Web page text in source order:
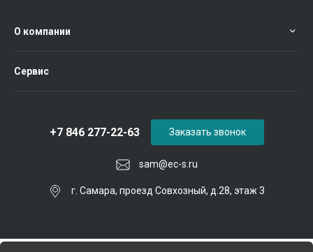
О компании
Сервис
sam@ec-s.ru
+7 846 277-22-63
г. Самара, проезд Совхозный, д.28, этаж 3
Заказать звонок